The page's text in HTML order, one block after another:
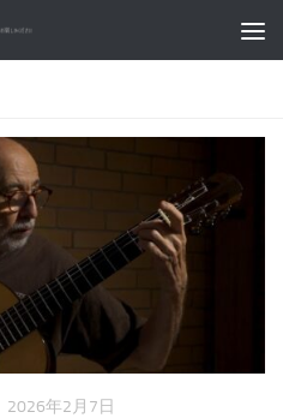
2026年2月7日